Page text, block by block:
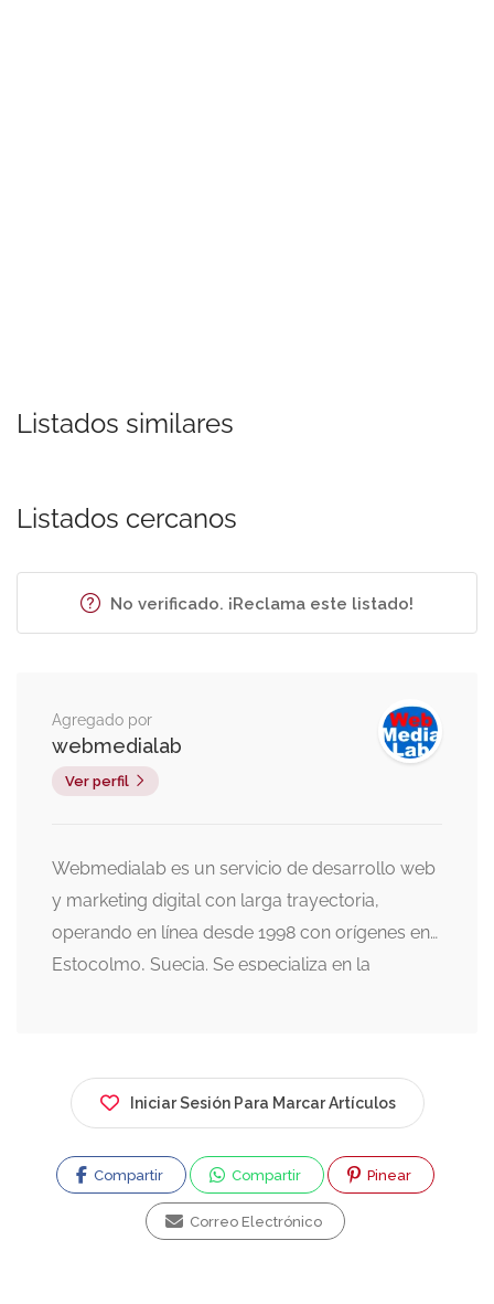
Listados similares
Listados cercanos
No verificado. ¡Reclama este listado!
Agregado por
webmedialab
Ver perfil
Webmedialab es un servicio de desarrollo web
y marketing digital con larga trayectoria,
operando en línea desde 1998 con orígenes en
Estocolmo, Suecia. Se especializa en la
fenómeno WWW, destacando por crear el
primer periódico digital de Chile y una editorial
digital chileno-alemana, además de salas de
conversación virtuales previas a Facebook.
Servicios Principales: Ofrece desarrollo web,
Iniciar Sesión Para Marcar Artículos
Compartir Compartir Pinear
Correo Electrónico